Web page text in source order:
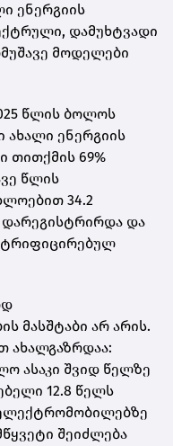
ენერგიის
დამუხტვადი
მოდელები
წლის ბოლოს
ახალი ენერგიის
თითქმის 69%
წლის
34.2
და
მასშტაბი არ არის.
ახალგაზრდაა:
ასაკი შვიდ წელზე
12.8 წელს
ელექტრომობილებზე
შეიძლება